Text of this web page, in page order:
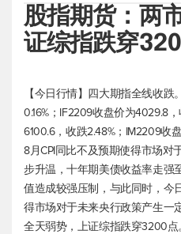
股指期货：两
证综指跌穿
【今日行情】四大期指全线收
0.16%；IF2209收盘价为4029.8
6100.6，收跌2.48%；IM2209收
8月CPI同比不及预期使得市场对
步升温，十年期美债收益率走强
值造成较强压制，与此同时，今
得市场对于未来央行政策产生一
全天弱势，上证综指跌穿3200